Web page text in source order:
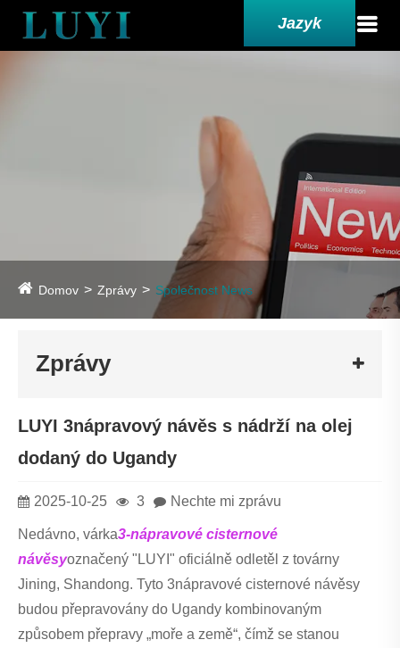
Jazyk
Domov Zprávy Společnost News
Zprávy
LUYI 3nápravový návěs s nádrží na olej
dodaný do Ugandy
2025-10-25 3 Nechte mi zprávu
Nedávno, várka3-nápravové cisternové
návěsyoznačený "LUYI" oficiálně odletěl z továrny
Jining, Shandong. Tyto 3nápravové cisternové návěsy
budou přepravovány do Ugandy kombinovaným
způsobem přepravy „moře a země“, čímž se stanou